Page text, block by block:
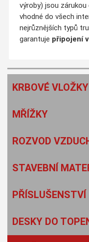
výroby) jsou
vhodné do všech
nejrůznějších typů
garantuje připojení
KRBOVÉ VLOŽKY
MŘÍŽKY
ROZVOD
STAVEBNÍ
PŘÍSLUŠENSTVÍ
DESKY DO